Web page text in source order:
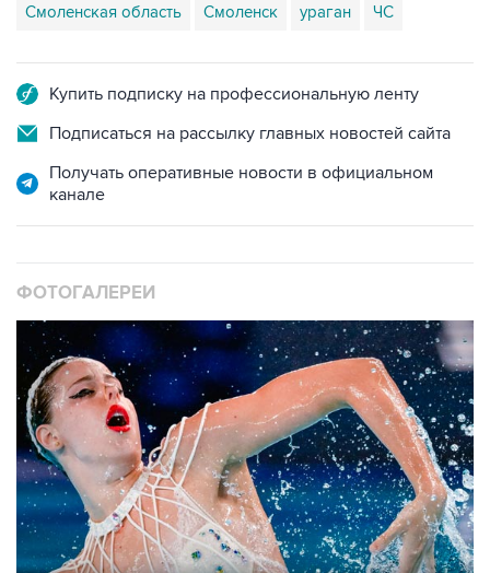
Смоленская область Смоленск ураган ЧС
Купить подписку на профессиональную ленту
Подписаться на рассылку главных новостей сайта
Получать оперативные новости в официальном
канале
ФОТОГАЛЕРЕИ